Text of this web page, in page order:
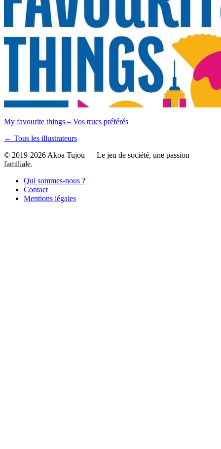
My favourite things – Vos trucs préférés
← Tous les illustrateurs
© 2019-2026 Akoa Tujou — Le jeu de société, une passion
familiale.
Qui sommes-nous ?
Contact
Mentions légales